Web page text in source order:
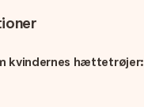
kvindernes hættetrøjer: